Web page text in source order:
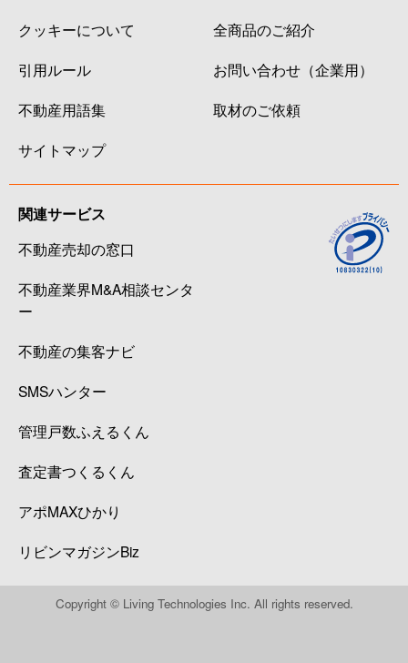
クッキーについて
引用ルール
不動産用語集
サイトマップ
全商品のご紹介
お問い合わせ（企業用）
取材のご依頼
関連サービス
不動産売却の窓口
不動産業界M&A相談センタ
ー
不動産の集客ナビ
SMSハンター
管理戸数ふえるくん
査定書つくるくん
アポMAXひかり
リビンマガジンBiz
Copyright © Living Technologies Inc. All rights reserved.